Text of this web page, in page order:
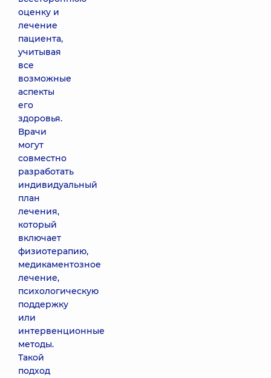
оценку и
лечение
пациента,
учитывая
все
возможные
аспекты
его
здоровья.
Врачи
могут
совместно
разработать
индивидуальный
план
лечения,
который
включает
физиотерапию,
медикаментозное
лечение,
психологическую
поддержку
или
интервенционные
методы.
Такой
подход